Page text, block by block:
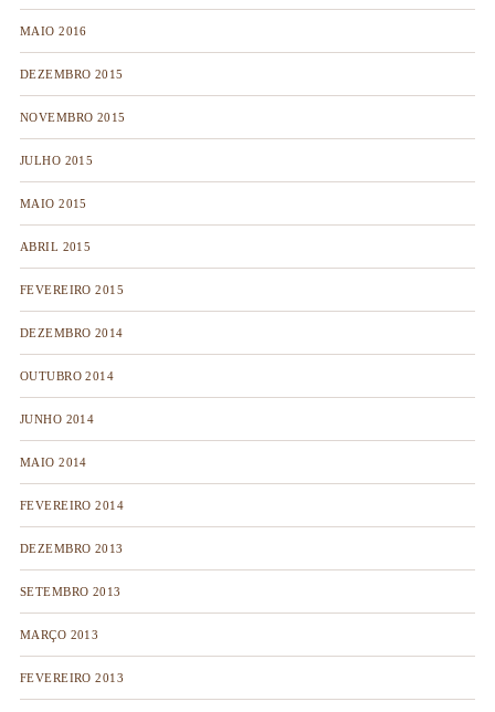
MAIO 2016
DEZEMBRO 2015
NOVEMBRO 2015
JULHO 2015
MAIO 2015
ABRIL 2015
FEVEREIRO 2015
DEZEMBRO 2014
OUTUBRO 2014
JUNHO 2014
MAIO 2014
FEVEREIRO 2014
DEZEMBRO 2013
SETEMBRO 2013
MARÇO 2013
FEVEREIRO 2013